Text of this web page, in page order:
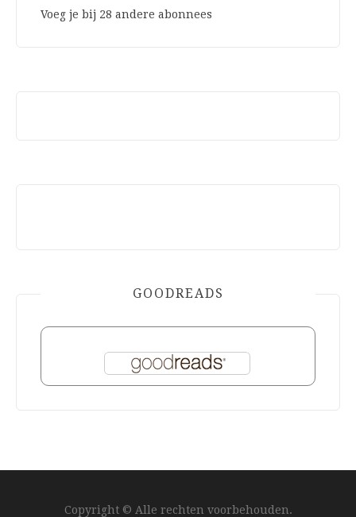
Voeg je bij 28 andere abonnees
GOODREADS
Copyright © Alle rechten voorbehouden.